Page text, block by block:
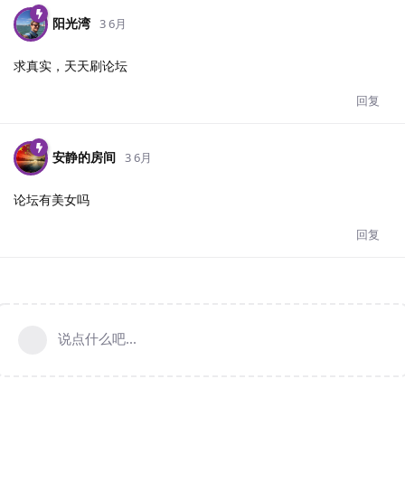
阳光湾 3 6月
求真实，天天刷论坛
回复
安静的房间 3 6月
论坛有美女吗
回复
说点什么吧...